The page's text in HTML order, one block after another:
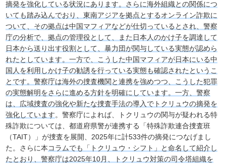
摘発を強化している状況にあります。さらに海外組織との関係につ
いても踏み込んでおり、東南アジアを拠点とするオンライン詐欺に
ついて、その拠点は中国マフィアなどが仕切っているとされ、警察
庁の分析で、拠点の管理役として、また日本人のかけ子を調達して
日本から送り出す役割として、暴力団が関与している実態が認めら
れたとしています。一方で、こうした中国マフィアが日本にいる中
国人を利用しかけ子の勧誘を行っている実態も確認されたというこ
とです。警察庁は海外の捜査機関と連携を強めつつ、こうした犯罪
の実態解明をさらに進める方針を明確にしています。一方、警察
は、広域捜査の強化や新たな捜査手法の導入でトクリュウの摘発を
強化しています。警察庁によれば、トクリュウの関与が疑われる特
殊詐欺については、都道府県警が連携する「特殊詐欺連合捜査班
（TAIT）」が捜査を展開、2025年に計533件の摘発につなげまし
た。さらに本コラムでも「トクリュウ・シフト」と命名して紹介し
たとおり、警察庁は2025年10月、トクリュウ対策の司令塔組織を